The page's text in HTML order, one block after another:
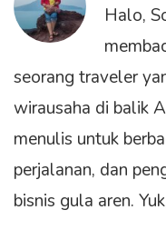
Halo,
seorang traveler
wirausaha di balik
menulis untuk
perjalanan, dan
bisnis gula aren.